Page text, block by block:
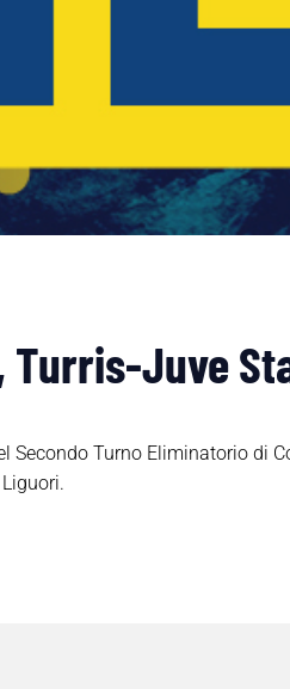
Turris-Juve
Secondo Turno Eliminatorio di